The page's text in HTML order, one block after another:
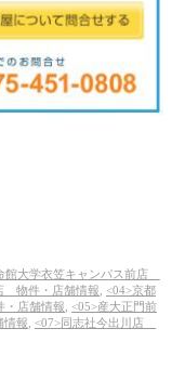
館大学衣笠キャンパス前店
物件・店舗情報
<04>京都
店舗情報
<05>産大正門前
情報
<07>同志社今出川店